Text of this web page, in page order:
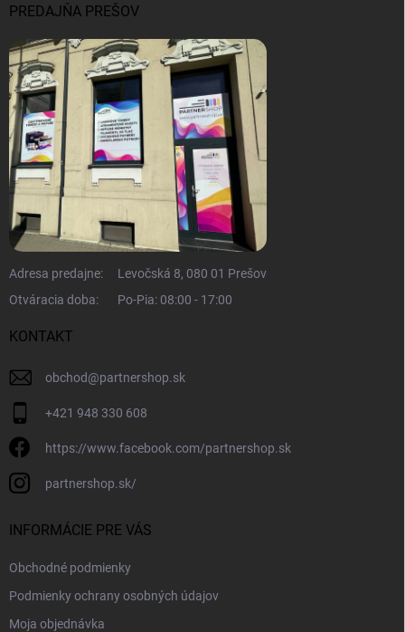
PREDAJŇA PREŠOV
Adresa predajne:
Levočská 8, 080 01 Prešov
Otváracia doba:
Po-Pia: 08:00 - 17:00
KONTAKT
obchod@partnershop.sk
+421 948 330 608
https://www.facebook.com/partnershop.sk
partnershop.sk/
INFORMÁCIE PRE VÁS
Obchodné podmienky
Podmienky ochrany osobných údajov
Moja objednávka